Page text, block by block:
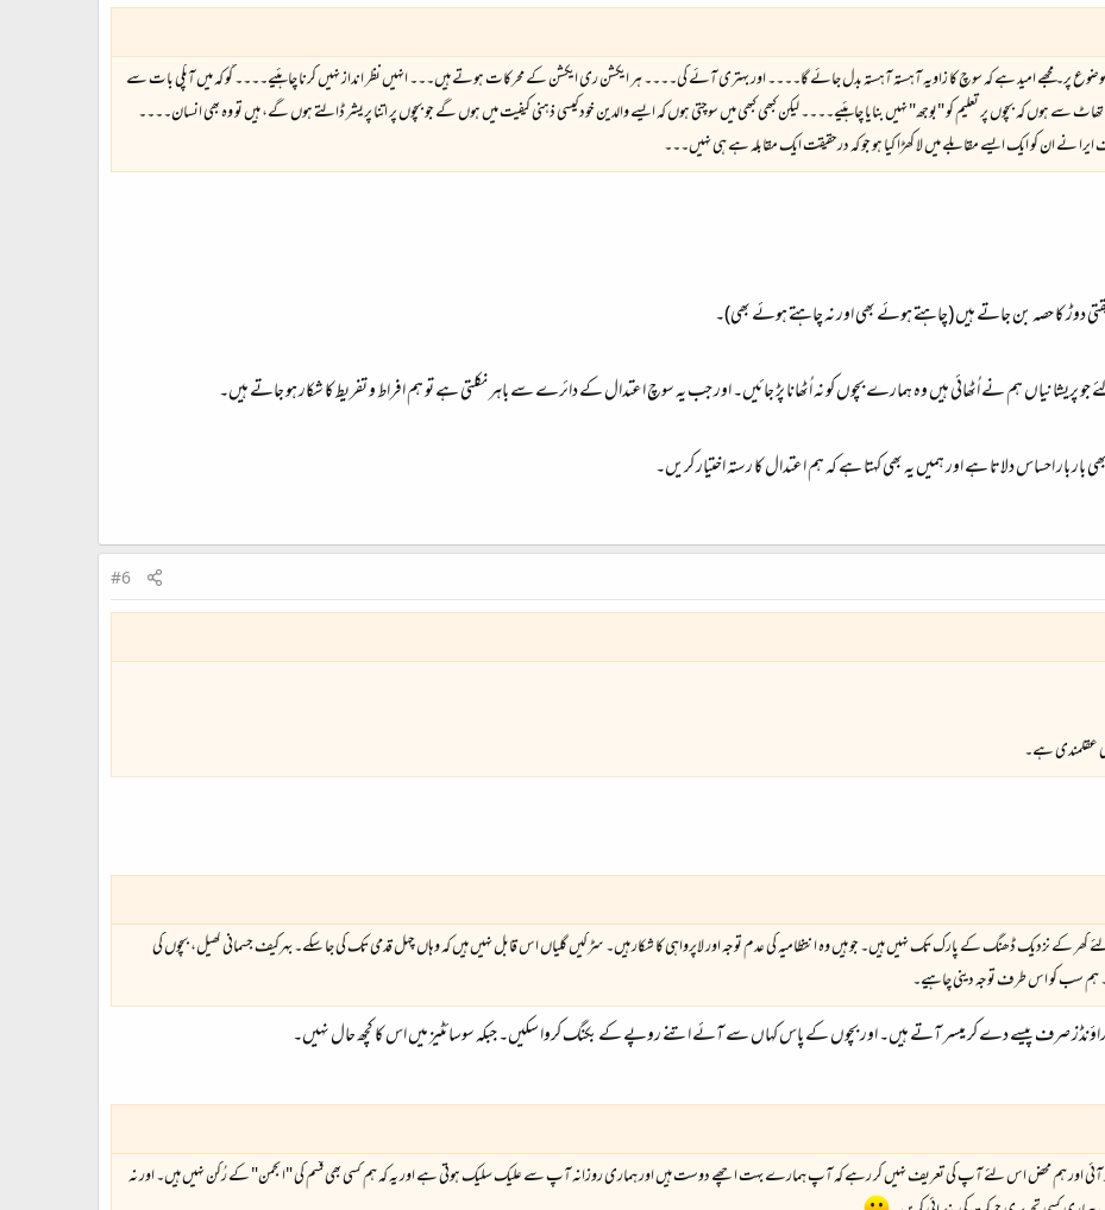
موضوع پر۔ مجھے امید ہے کہ سوچ کا زاویہ آہستہ آہستہ بدل جائے گا۔۔۔۔ اور بہتری آئے گی۔۔۔۔ ہر ایکشن ری ایکشن کے محرکات ہوتے ہیں۔۔۔ انہیں نظر انداز نہیں کرنا چاہئیے۔۔۔۔ گو کہ میں آپکی بات سے
سے ہوں کہ بچوں پر تعلیم کو "بوجھ" نہیں بنایا چاہئیے۔۔۔۔ لیکن کبھی کبھی میں سوچتی ہوں کہ ایسے والدین خود کیسی ذہنی کیفیت میں ہوں گے جو بچوں پر اتنا پریشر ڈالتے ہوں گے، ہیں تو وہ بھی انسان۔۔۔۔
نے ان کو ایک ایسے مقابلے میں لا کھڑا کیا ہو جو کہ درحقیقت ایک مقابلہ ہے ہی نہیں۔۔۔
دوڑ کا حصہ بن جاتے ہیں (چاہتے ہوئے بھی اور نہ چاہتے ہوئے بھی)۔
پریشانیاں ہم نے اُٹھائی ہیں وہ ہمارے بچوں کو نہ اُٹھانا پڑ جائیں۔ اور جب یہ سوچ اعتدال کے دائرے سے باہر نکلتی ہے تو ہم افراط و تفریط کا شکار ہو جاتے ہیں۔
بار بار احساس دلاتا ہے اور ہمیں یہ بھی کہتا ہے کہ ہم اعتدال کا رستہ اختیار کریں۔
#6
عقلمندی ہے۔
کے نزدیک ڈھنگ کے پارک تک نہیں ہیں۔ جو ہیں وہ انتظامیہ کی عدم توجہ اور لاپرواہی کا شکار ہیں۔ سڑکیں گلیاں اس قابل نہیں ہیں کہ وہاں چہل قدمی تک کی جا سکے۔ بہرکیف جسمانی کھیل، بچوں کی
سب کو اس طرف توجہ دینی چاہیے۔
صرف پیسے دے کر میسر آتے ہیں۔ اور بچوں کے پاس کہاں سے آئے اتنے روپے کے بکنگ کروا سکیں۔ جبکہ سوسائٹیز میں اس کا کچھ حال نہیں۔
آئی اور ہم محض اس لئے آپ کی تعریف نہیں کر رہے کہ آپ ہمارے بہت اچھے دوست ہیں اور ہماری روزانہ آپ سے علیک سلیک ہوتی ہے اور یہ کہ ہم کسی بھی قسم کی "انجمن" کے رُکن نہیں ہیں۔ اور نہ